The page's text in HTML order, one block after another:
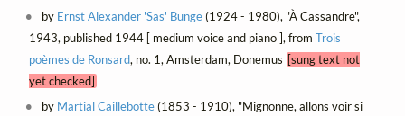
by Ernst Alexander 'Sas' Bunge(1924 - 1980), "À Cassandre",
1943, published 1944 [ medium voice and piano ], from Trois
poèmes de Ronsard, no. 1, Amsterdam, Donemus [sung text not
yet checked]
by Martial Caillebotte(1853 - 1910), "Mignonne, allons voir si